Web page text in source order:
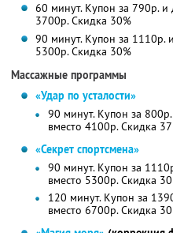
60 минут. Купон за 790р. и
3700р. Скидка 30%
90 минут. Купон за 1110р.
5300р. Скидка 30%
Массажные программы
«Удар по усталости»
90 минут. Купон за
вместо 4100р. Скидка
«Секрет спортсмена»
90 минут. Купон за
вместо 5300р. Скидка
120 минут. Купон за
вместо 6700р.Скидка